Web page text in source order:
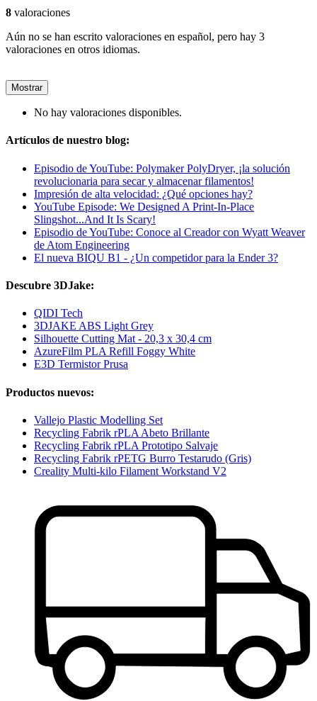
8 valoraciones
Aún no se han escrito valoraciones en español, pero hay 3
valoraciones en otros idiomas.
Mostrar
No hay valoraciones disponibles.
Artículos de nuestro blog:
Episodio de YouTube: Polymaker PolyDryer, ¡la solución
revolucionaria para secar y almacenar filamentos!
Impresión de alta velocidad: ¿Qué opciones hay?
YouTube Episode: We Designed A Print-In-Place
Slingshot...And It Is Scary!
Episodio de YouTube: Conoce al Creador con Wyatt Weaver
de Atom Engineering
El nueva BIQU B1 - ¿Un competidor para la Ender 3?
Descubre 3DJake:
QIDI Tech
3DJAKE ABS Light Grey
Silhouette Cutting Mat - 20,3 x 30,4 cm
AzureFilm PLA Refill Foggy White
E3D Termistor Prusa
Productos nuevos:
Vallejo Plastic Modelling Set
Recycling Fabrik rPLA Abeto Brillante
Recycling Fabrik rPLA Prototipo Salvaje
Recycling Fabrik rPETG Burro Testarudo (Gris)
Creality Multi-kilo Filament Workstand V2